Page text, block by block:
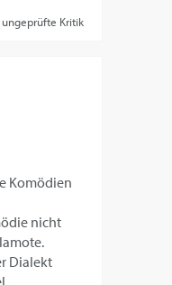
ungeprüfte Kritik
Komödien
nicht
Dialekt